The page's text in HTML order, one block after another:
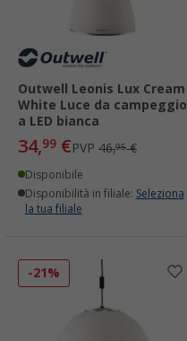
Outwell Leonis Lux Cream
White Luce da campeggio
a LED bianca
34,99 €PVP 46,95€
Disponibile
Disponibilità in filiale: Seleziona
la tua filiale
-21%